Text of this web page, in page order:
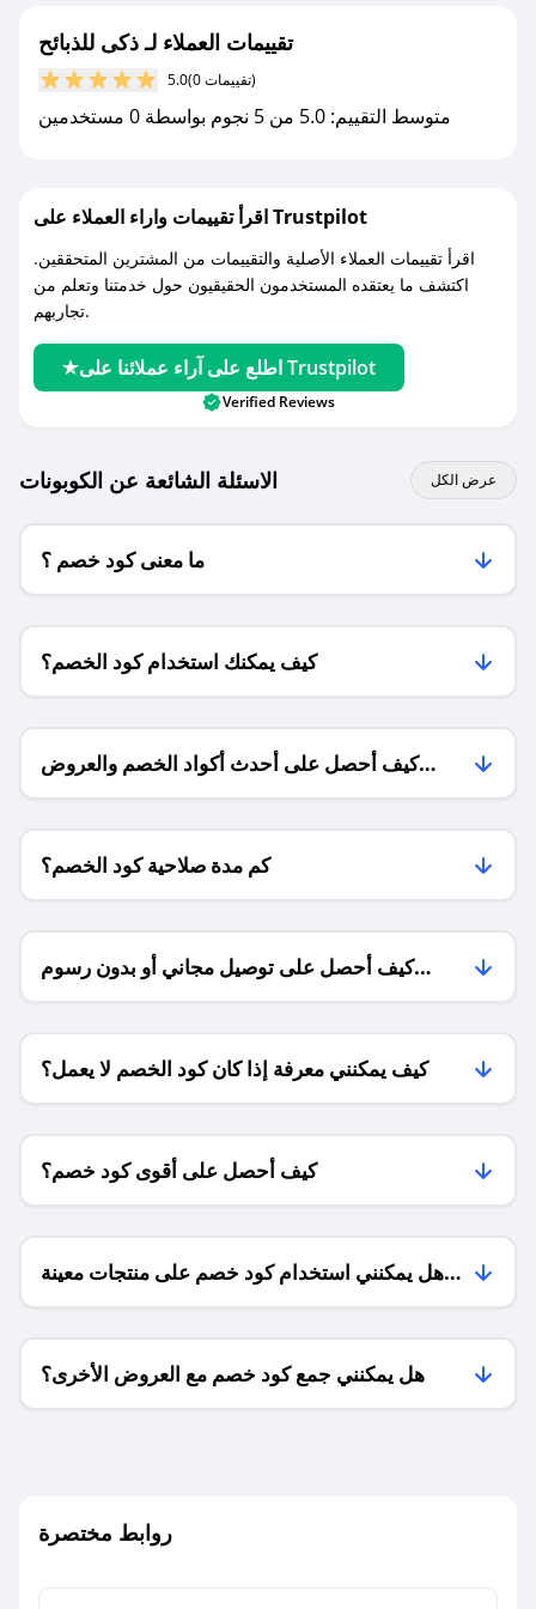
تقييمات العملاء لـ ذكى للذبائح
5.0 (0 تقييمات)
متوسط التقييم: 5.0 من 5 نجوم بواسطة 0 مستخدمين
اقرأ تقييمات واراء العملاء على Trustpilot
اقرأ تقييمات العملاء الأصلية والتقييمات من المشترين المتحققين.
اكتشف ما يعتقده المستخدمون الحقيقيون حول خدمتنا وتعلم من
تجاربهم.
اطلع على آراء عملائنا على Trustpilot
Verified Reviews
الاسئلة الشائعة عن الكوبونات عرض الكل
ما معنى كود خصم ؟
كيف يمكنك استخدام كود الخصم؟
كيف أحصل على أحدث أكواد الخصم والعروض
للمتاجر؟
كم مدة صلاحية كود الخصم؟
كيف أحصل على توصيل مجاني أو بدون رسوم
الشحن ؟
كيف يمكنني معرفة إذا كان كود الخصم لا يعمل؟
كيف أحصل على أقوى كود خصم؟
هل يمكنني استخدام كود خصم على منتجات معينة
فقط؟
هل يمكنني جمع كود خصم مع العروض الأخرى؟
روابط مختصرة